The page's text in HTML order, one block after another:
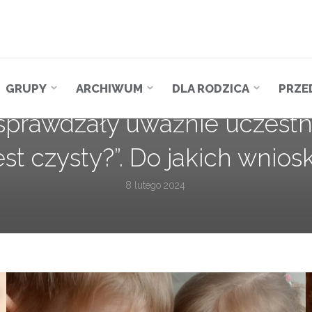
GRUPY ARCHIWUM DLA RODZICA
uważnie
czysty?”. Do jakich
8 lutego 2024